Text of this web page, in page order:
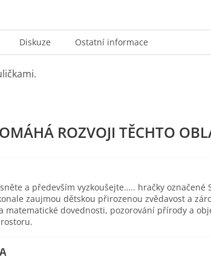
Diskuze Ostatní informace
a především vyzkoušejte….. hračky
zaujmou dětskou přirozenou zvědavost a
matematické dovednosti, pozorování přírody a